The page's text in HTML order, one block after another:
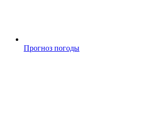
Прогноз погоды